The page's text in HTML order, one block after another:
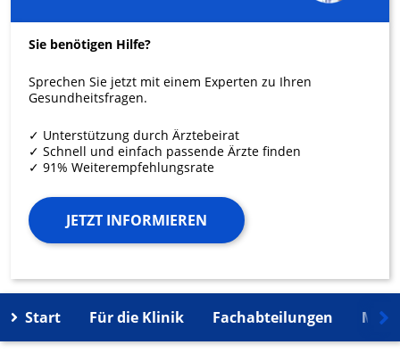
Sie benötigen Hilfe?
Sprechen Sie jetzt mit einem Experten zu Ihren
Gesundheitsfragen.
✓ Unterstützung durch Ärztebeirat
✓ Schnell und einfach passende Ärzte finden
✓ 91% Weiterempfehlungsrate
JETZT INFORMIEREN
Start Für die Klinik Fachabteilungen